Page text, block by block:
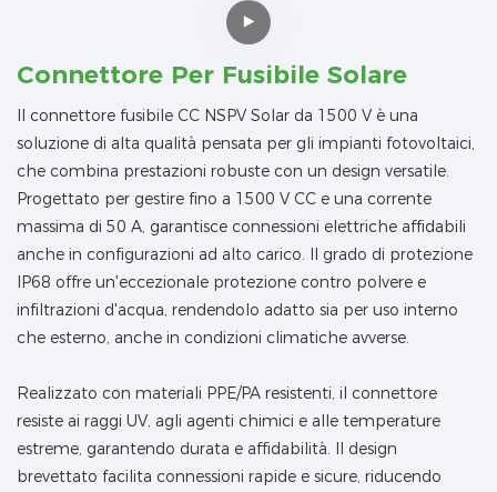
Connettore Per Fusibile Solare
Il connettore fusibile CC NSPV Solar da 1500 V è una
soluzione di alta qualità pensata per gli impianti fotovoltaici,
che combina prestazioni robuste con un design versatile.
Progettato per gestire fino a 1500 V CC e una corrente
massima di 50 A, garantisce connessioni elettriche affidabili
anche in configurazioni ad alto carico. Il grado di protezione
IP68 offre un'eccezionale protezione contro polvere e
infiltrazioni d'acqua, rendendolo adatto sia per uso interno
che esterno, anche in condizioni climatiche avverse.
Realizzato con materiali PPE/PA resistenti, il connettore
resiste ai raggi UV, agli agenti chimici e alle temperature
estreme, garantendo durata e affidabilità. Il design
brevettato facilita connessioni rapide e sicure, riducendo